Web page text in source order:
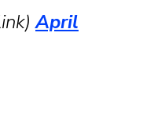
April